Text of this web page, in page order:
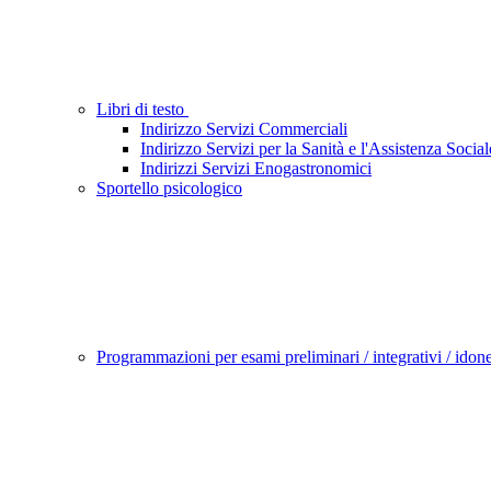
Libri di testo
Indirizzo Servizi Commerciali
Indirizzo Servizi per la Sanità e l'Assistenza
Indirizzi Servizi Enogastronomici
Sportello psicologico
Programmazioni per esami preliminari / integrativi /